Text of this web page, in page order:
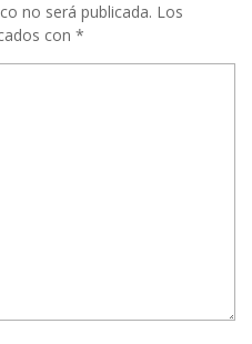
no será publicada. Los
con *